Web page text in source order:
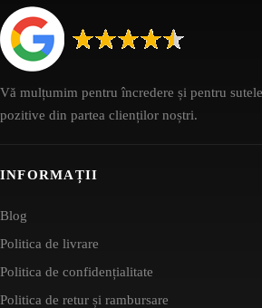
Vă mulțumim pentru încredere și pentru
pozitive din partea clienților noștri.
INFORMAȚII
Blog
Politica de livrare
Politica de confidențialitate
Politica de retur și rambursare